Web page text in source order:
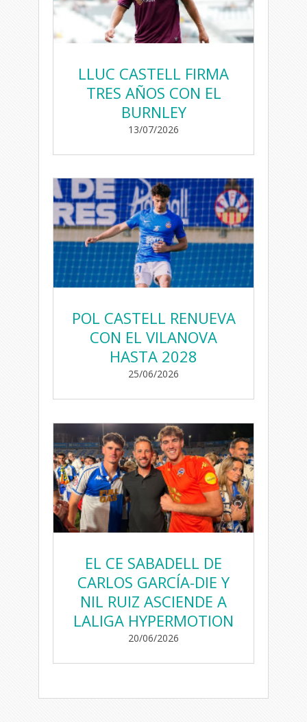
LLUC CASTELL FIRMA
TRES AÑOS CON EL
BURNLEY
13/07/2026
POL CASTELL RENUEVA
CON EL VILANOVA
HASTA 2028
25/06/2026
EL CE SABADELL DE
CARLOS GARCÍA-DIE Y
NIL RUIZ ASCIENDE A
LALIGA HYPERMOTION
20/06/2026